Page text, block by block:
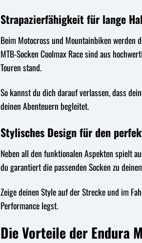
Strapazierfähigkeit für lange
Beim Motocross und Mountainbiken werden
MTB-Socken Coolmax Race sind aus
Touren stand.
So kannst du dich darauf verlassen, dass
deinen Abenteuern begleitet.
Stylisches Design für den
Neben all den funktionalen Aspekten spielt
du garantiert die passenden Socken zu
Zeige deinen Style auf der Strecke und im
Performance legst.
Die Vorteile der Endura